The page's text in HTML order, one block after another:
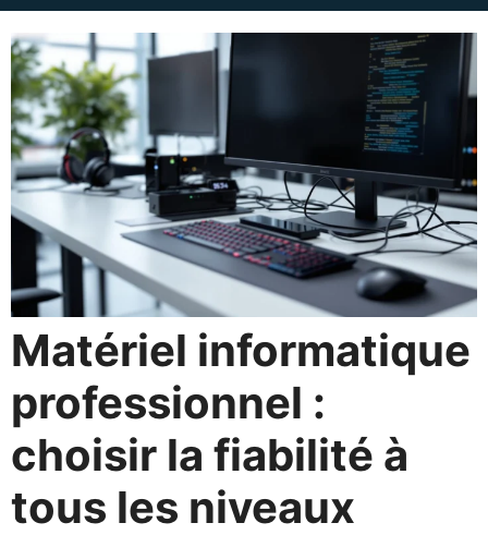
Matériel informatique
professionnel :
choisir la fiabilité à
tous les niveaux